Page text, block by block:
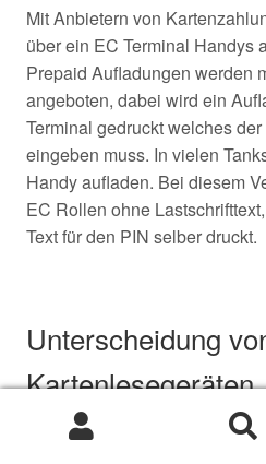
Mit Anbietern von
über ein EC Terminal Handys
Prepaid Aufladungen werden
angeboten, dabei wird ein
Terminal gedruckt welches
eingeben muss. In vielen
Handy aufladen. Bei diesem
EC Rollen ohne
Text für den PIN selber druckt.
Unterscheidung
Kartenlesegeräten
Stationäres Lesegerät